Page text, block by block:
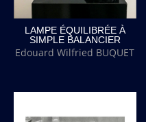
LAMPE ÉQUILIBRÉE À
SIMPLE BALANCIER
Edouard Wilfried BUQUET